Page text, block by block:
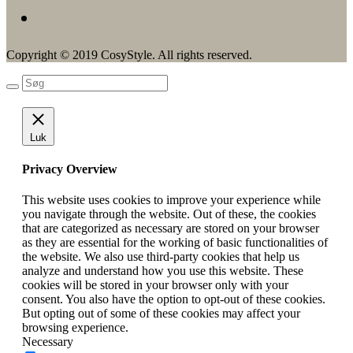
Copyright © 2019 CosyStyle. All rights reserved.
Luk
Privacy Overview
This website uses cookies to improve your experience while
you navigate through the website. Out of these, the cookies
that are categorized as necessary are stored on your browser
as they are essential for the working of basic functionalities of
the website. We also use third-party cookies that help us
analyze and understand how you use this website. These
cookies will be stored in your browser only with your
consent. You also have the option to opt-out of these cookies.
But opting out of some of these cookies may affect your
browsing experience.
Necessary